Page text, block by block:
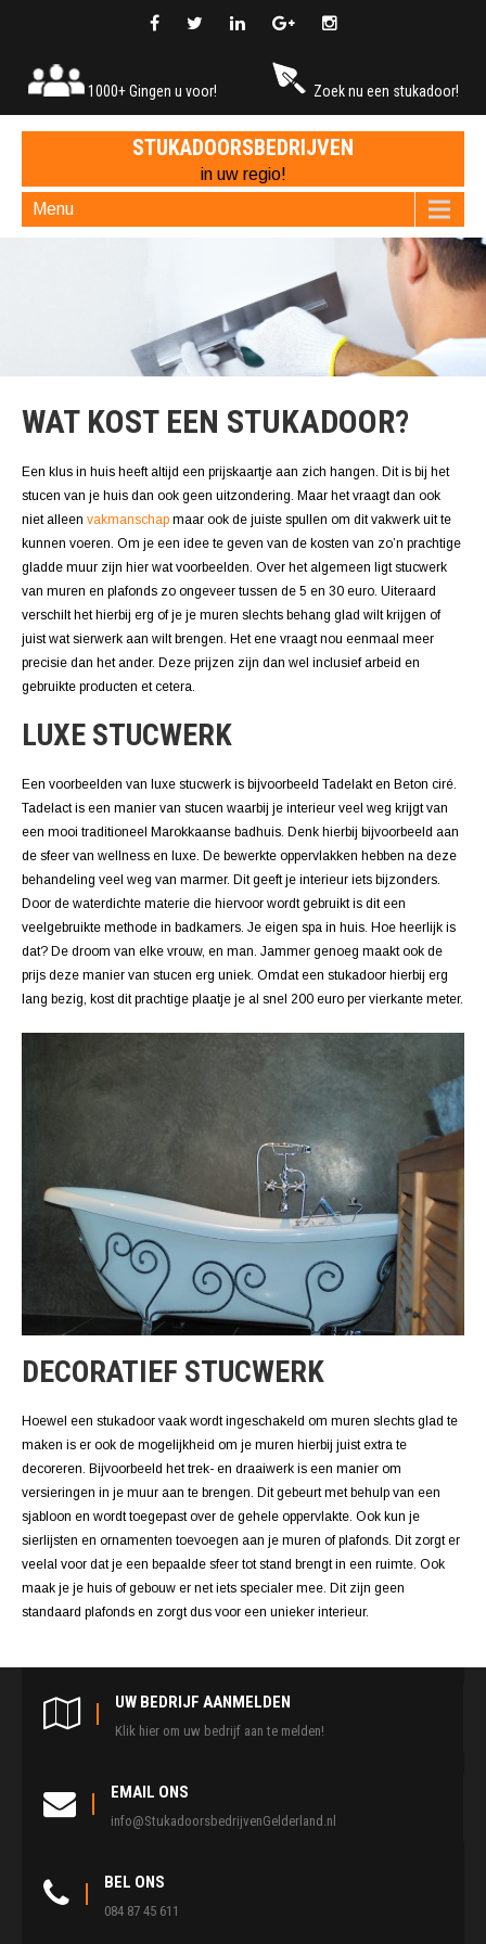
1000+ Gingen u voor! Zoek nu een stukadoor!
STUKADOORSBEDRIJVEN
in uw regio!
Menu
WAT KOST EEN STUKADOOR?
Een klus in huis heeft altijd een prijskaartje aan zich hangen. Dit is bij het
stucen van je huis dan ook geen uitzondering. Maar het vraagt dan ook
niet alleen vakmanschap maar ook de juiste spullen om dit vakwerk uit te
kunnen voeren. Om je een idee te geven van de kosten van zo’n prachtige
gladde muur zijn hier wat voorbeelden. Over het algemeen ligt stucwerk
van muren en plafonds zo ongeveer tussen de 5 en 30 euro. Uiteraard
verschilt het hierbij erg of je je muren slechts behang glad wilt krijgen of
juist wat sierwerk aan wilt brengen. Het ene vraagt nou eenmaal meer
precisie dan het ander. Deze prijzen zijn dan wel inclusief arbeid en
gebruikte producten et cetera.
LUXE STUCWERK
Een voorbeelden van luxe stucwerk is bijvoorbeeld Tadelakt en Beton ciré.
Tadelact is een manier van stucen waarbij je interieur veel weg krijgt van
een mooi traditioneel Marokkaanse badhuis. Denk hierbij bijvoorbeeld aan
de sfeer van wellness en luxe. De bewerkte oppervlakken hebben na deze
behandeling veel weg van marmer. Dit geeft je interieur iets bijzonders.
Door de waterdichte materie die hiervoor wordt gebruikt is dit een
veelgebruikte methode in badkamers. Je eigen spa in huis. Hoe heerlijk is
dat? De droom van elke vrouw, en man. Jammer genoeg maakt ook de
prijs deze manier van stucen erg uniek. Omdat een stukadoor hierbij erg
lang bezig, kost dit prachtige plaatje je al snel 200 euro per vierkante meter.
DECORATIEF STUCWERK
Hoewel een stukadoor vaak wordt ingeschakeld om muren slechts glad te
maken is er ook de mogelijkheid om je muren hierbij juist extra te
decoreren. Bijvoorbeeld het trek- en draaiwerk is een manier om
versieringen in je muur aan te brengen. Dit gebeurt met behulp van een
sjabloon en wordt toegepast over de gehele oppervlakte. Ook kun je
sierlijsten en ornamenten toevoegen aan je muren of plafonds. Dit zorgt er
veelal voor dat je een bepaalde sfeer tot stand brengt in een ruimte. Ook
maak je je huis of gebouw er net iets specialer mee. Dit zijn geen
standaard plafonds en zorgt dus voor een unieker interieur.
UW BEDRIJF AANMELDEN
Klik hier om uw bedrijf aan te melden!
EMAIL ONS
info@StukadoorsbedrijvenGelderland.nl
BEL ONS
084 87 45 611